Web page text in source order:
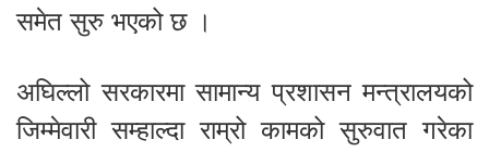
समेत सुरु भएको छ ।
अघिल्लो सरकारमा सामान्य प्रशासन मन्त्रालयको
जिम्मेवारी सम्हाल्दा राम्रो कामको सुरुवात गरेका